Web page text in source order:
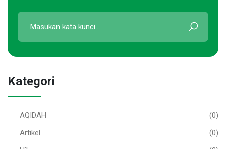
Kategori
AQIDAH
(0)
Artikel
(0)